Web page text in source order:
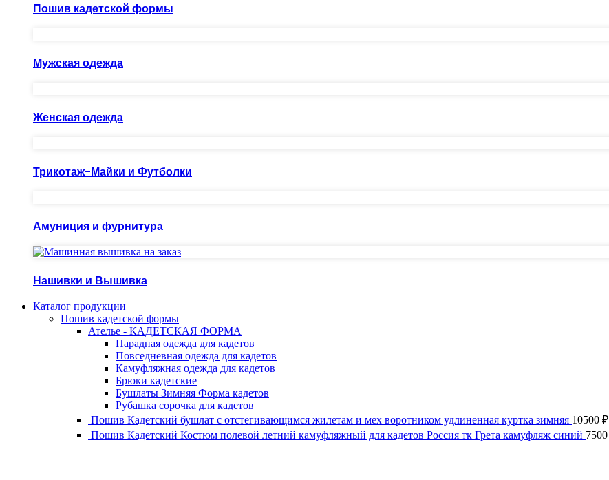
Пошив кадетской формы
Мужская одежда
Женская одежда
Трикотаж-Майки и Футболки
Амуниция и фурнитура
Нашивки и Вышивка
Каталог продукции
Пошив кадетской формы
Ателье - КАДЕТСКАЯ ФОРМА
Парадная одежда для кадетов
Повседневная одежда для кадетов
Камуфляжная одежда для кадетов
Брюки кадетские
Бушлаты Зимняя Форма кадетов
Рубашка сорочка для кадетов
Пошив Кадетский бушлат с отстегивающимся жилетам и мех воротником удлиненная куртка зимняя 10500 ₽
Пошив Кадетский Костюм полевой летний камуфляжный для кадетов Россия тк Грета камуфляж синий 7500